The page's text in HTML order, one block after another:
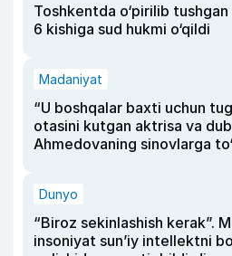
Toshkentda o‘pirilib tushgan
6 kishiga sud hukmi o‘qildi
Madaniyat
“U boshqalar baxti uchun
otasini kutgan aktrisa va
Ahmedovaning sinovlarga
Dunyo
“Biroz sekinlashish kerak”.
insoniyat sun’iy intellektni